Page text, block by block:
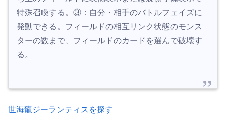
特殊召喚する。③：自分・相手のバトルフェイズに
発動できる。フィールドの相互リンク状態のモンス
ターの数まで、フィールドのカードを選んで破壊す
る。
世海龍ジーランティスを探す